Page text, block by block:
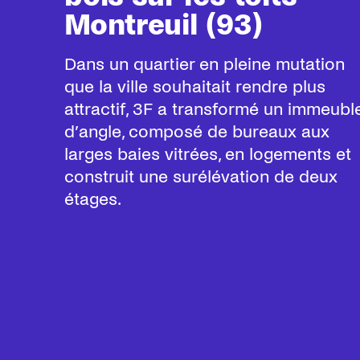
Montreuil (93)
Dans un quartier en pleine mutation
que la ville souhaitait rendre plus
attractif, 3F a transformé un
d’angle, composé de bureaux aux
larges baies vitrées, en logements et
construit une surélévation de deux
étages.